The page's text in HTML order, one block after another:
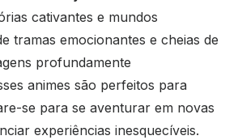
cativantes e mundos
tramas emocionantes e cheias de
profundamente
animes são perfeitos para
se para se aventurar em novas
experiências inesquecíveis.